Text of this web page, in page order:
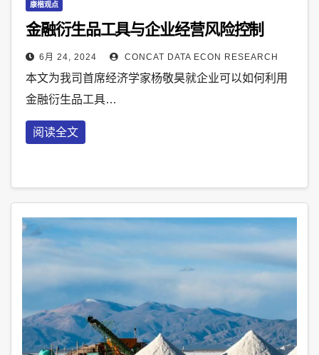
康楷观点
金融衍生品工具与企业经营风险控制
6月 24, 2024 CONCAT DATA ECON RESEARCH
本文为我司首席经济学家杨敬昊就企业可以如何利用
金融衍生品工具…
阅读全文